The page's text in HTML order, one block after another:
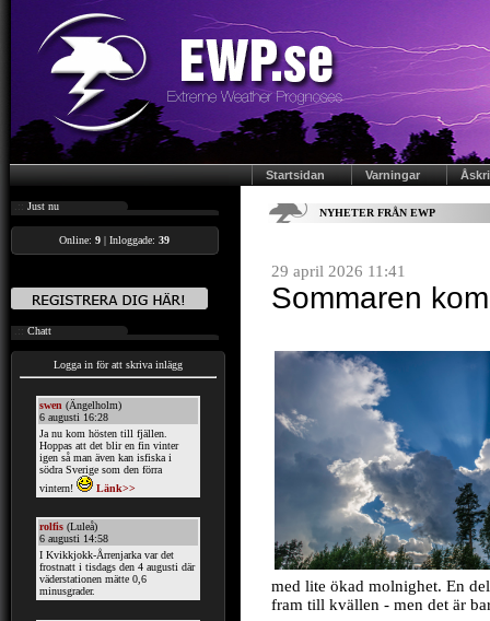
Startsidan Varningar
Just nu
Online:9 | Inloggade:39
Chatt
Logga in för att skriva inlägg
NYHETER FRÅN EWP
29 april 2026 11:41
Sommaren
med lite ökad molnighet. En
fram till kvällen - men det är